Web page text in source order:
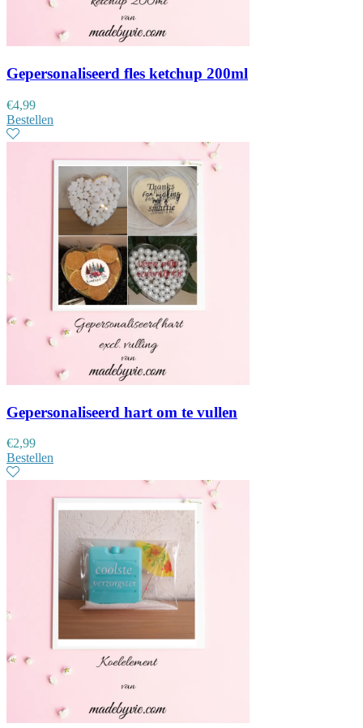
Gepersonaliseerd fles ketchup 200ml
€4,99
Bestellen
Gepersonaliseerd hart om te vullen
€2,99
Bestellen